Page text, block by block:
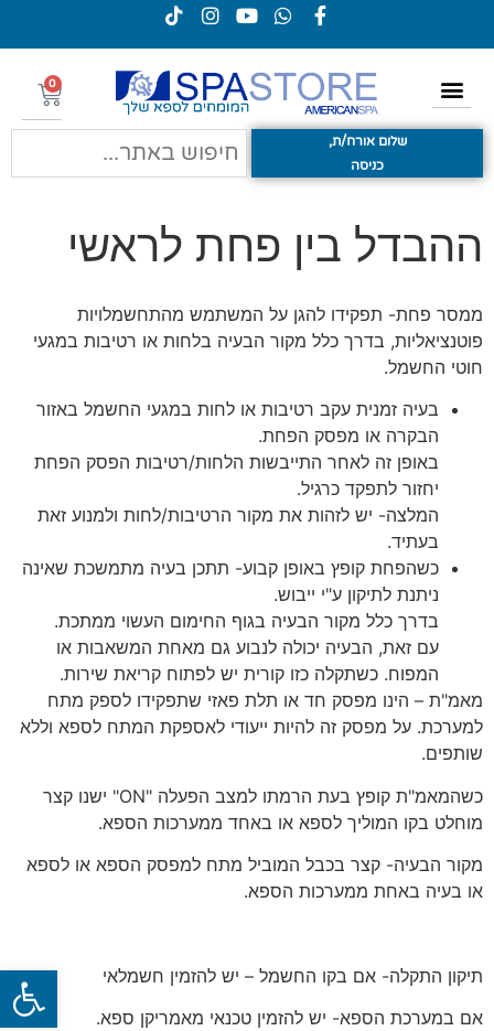
פתח
0
שלום אורח/ת,
כניסה
ההבדל בין פחת לראשי
ממסר פחת- תפקידו להגן על המשתמש מהתחשמלויות
פוטנציאליות, בדרך כלל מקור הבעיה בלחות או רטיבות במגעי
חוטי החשמל.
בעיה זמנית עקב רטיבות או לחות במגעי החשמל באזור
הבקרה או מפסק הפחת.
באופן זה לאחר התייבשות הלחות/רטיבות הפסק הפחת
יחזור לתפקד כרגיל.
המלצה- יש לזהות את מקור הרטיבות/לחות ולמנוע זאת
בעתיד.
כשהפחת קופץ באופן קבוע- תתכן בעיה מתמשכת שאינה
ניתנת לתיקון ע"י ייבוש.
בדרך כלל מקור הבעיה בגוף החימום העשוי ממתכת.
עם זאת, הבעיה יכולה לנבוע גם מאחת המשאבות או
המפוח. כשתקלה כזו קורית יש לפתוח קריאת שירות.
מאמ"ת – הינו מפסק חד או תלת פאזי שתפקידו לספק מתח
למערכת. על מפסק זה להיות ייעודי לאספקת המתח לספא וללא
שותפים.
כשהמאמ"ת קופץ בעת הרמתו למצב הפעלה "ON" ישנו קצר
מוחלט בקו המוליך לספא או באחד ממערכות הספא.
מקור הבעיה- קצר בכבל המוביל מתח למפסק הספא או לספא
או בעיה באחת ממערכות הספא.
תיקון התקלה- אם בקו החשמל – יש להזמין חשמלאי
אם במערכת הספא- יש להזמין טכנאי מאמריקן ספא.